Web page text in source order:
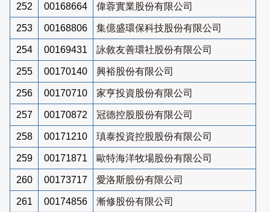
252 00168664 偉蓉實業股份有限公司
253 00168806 集億盛環保科技股份有限公司
254 00169431 詠敘友善環社股份有限公司
255 00170140 興裕股份有限公司
256 00170710 家亨投資股份有限公司
257 00170872 冠德控股股份有限公司
258 00171210 瑱泰投資控股股份有限公司
259 00171871 歐特海洋牧場股份有限公司
260 00173717 愛洛斯股份有限公司
261 00174856 漸修股份有限公司